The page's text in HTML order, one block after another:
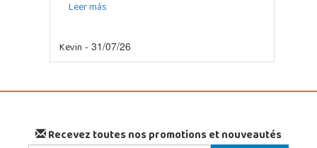
Leer más
Kevin - 31/07/26
Recevez toutes nos promotions et nouveautés